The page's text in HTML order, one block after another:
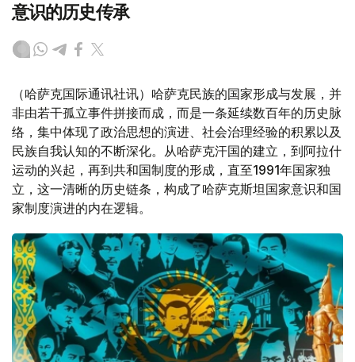
意识的历史传承
（哈萨克国际通讯社讯）哈萨克民族的国家形成与发展，并
非由若干孤立事件拼接而成，而是一条延续数百年的历史脉
络，集中体现了政治思想的演进、社会治理经验的积累以及
民族自我认知的不断深化。从哈萨克汗国的建立，到阿拉什
运动的兴起，再到共和国制度的形成，直至1991年国家独
立，这一清晰的历史链条，构成了哈萨克斯坦国家意识和国
家制度演进的内在逻辑。